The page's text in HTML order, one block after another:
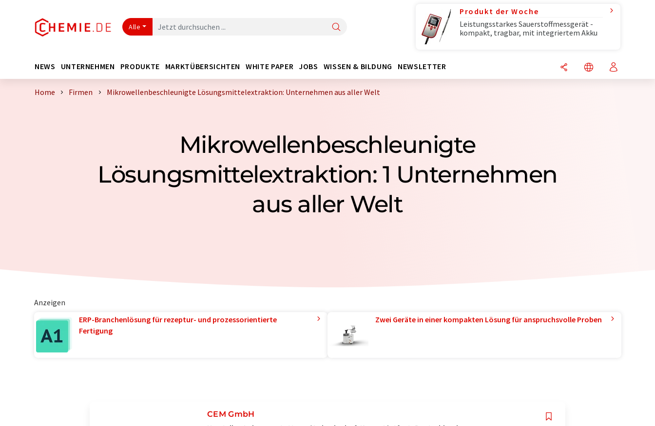
Alle
Produkt der Woche
Leistungsstarkes Sauerstoffmessgerät -
kompakt, tragbar, mit integriertem Akku
NEWS UNTERNEHMEN PRODUKTE MARKTÜBERSICHTEN WHITE PAPER JOBS WISSEN & BILDUNG NEWSLETTER
Home Firmen Mikrowellenbeschleunigte Lösungsmittelextraktion: Unternehmen aus aller Welt
Mikrowellenbeschleunigte
Lösungsmittelextraktion: 1 Unternehmen
aus aller Welt
Anzeigen
ERP-Branchenlösung für rezeptur- und prozessorientierte
Fertigung
Zwei Geräte in einer kompakten Lösung für anspruchsvolle Proben
CEM GmbH